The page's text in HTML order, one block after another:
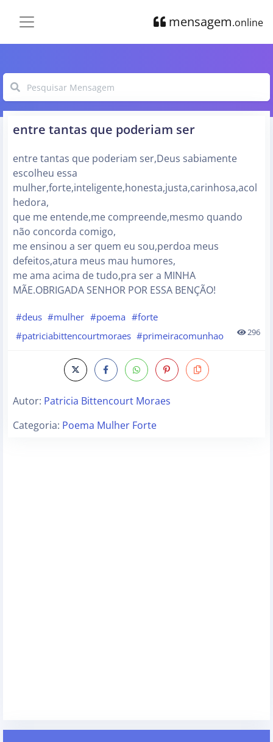
mensagem.online
entre tantas que poderiam ser
entre tantas que poderiam ser,Deus sabiamente
escolheu essa
mulher,forte,inteligente,honesta,justa,carinhosa,acol
hedora,
que me entende,me compreende,mesmo quando
não concorda comigo,
me ensinou a ser quem eu sou,perdoa meus
defeitos,atura meus mau humores,
me ama acima de tudo,pra ser a MINHA
MÃE.OBRIGADA SENHOR POR ESSA BENÇÃO!
#deus #mulher #poema #forte
#patriciabittencourtmoraes #primeiracomunhao 296
Autor: Patricia Bittencourt Moraes
Categoria: Poema Mulher Forte